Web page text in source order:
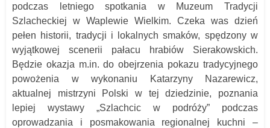
podczas letniego spotkania w Muzeum Tradycji
Szlacheckiej w Waplewie Wielkim. Czeka was dzień
pełen historii, tradycji i lokalnych smaków, spędzony w
wyjątkowej scenerii pałacu hrabiów Sierakowskich.
Będzie okazja m.in. do obejrzenia pokazu tradycyjnego
powożenia w wykonaniu Katarzyny Nazarewicz,
aktualnej mistrzyni Polski w tej dziedzinie, poznania
lepiej wystawy „Szlachcic w podróży” podczas
oprowadzania i posmakowania regionalnej kuchni –